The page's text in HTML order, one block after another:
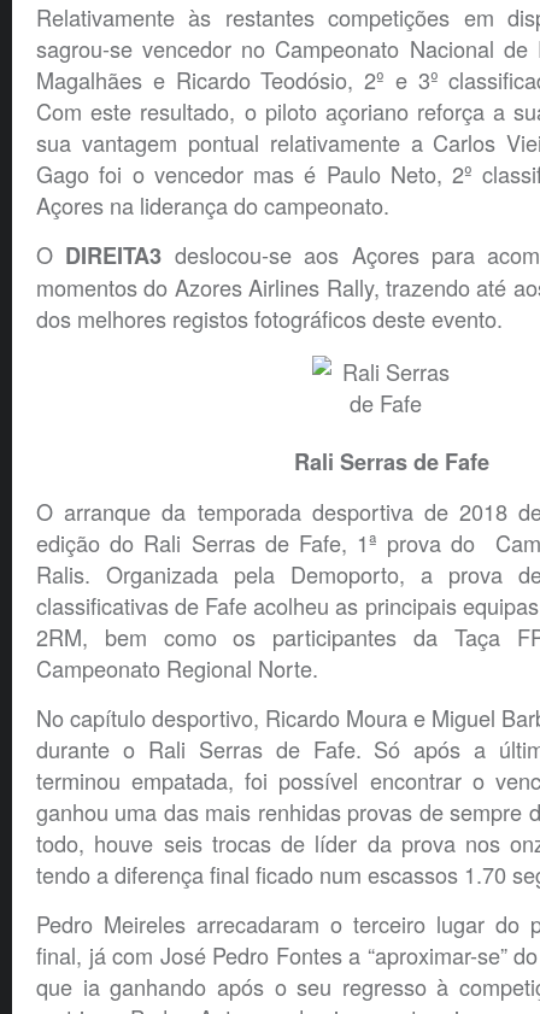
Relativamente às restantes competições em
sagrou-se vencedor no Campeonato Nacional
Magalhães e Ricardo Teodósio, 2º e 3º
Com este resultado, o piloto açoriano reforça a
sua vantagem pontual relativamente a Carlos
Gago foi o vencedor mas é Paulo Neto, 2º
Açores na liderança do campeonato.
O DIREITA3 deslocou-se aos Açores para
momentos do Azores Airlines Rally, trazendo até
dos melhores registos fotográficos deste evento.
Rali Serras de Fafe
O arranque da temporada desportiva de 2018
edição do Rali Serras de Fafe, 1ª prova do
Ralis. Organizada pela Demoporto, a prova
classificativas de Fafe acolheu as principais
2RM, bem como os participantes da Taça
Campeonato Regional Norte.
No capítulo desportivo, Ricardo Moura e Miguel
durante o Rali Serras de Fafe. Só após a
terminou empatada, foi possível encontrar o
ganhou uma das mais renhidas provas de sempre
todo, houve seis trocas de líder da prova nos
tendo a diferença final ficado num escassos 1.70
Pedro Meireles arrecadaram o terceiro lugar do
final, já com José Pedro Fontes a “aproximar-se”
que ia ganhando após o seu regresso à